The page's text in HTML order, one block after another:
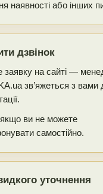
наявності або інших
дзвінок
заявку на сайті —
зв’яжеться з вами
ви не можете
самостійно.
уточнення